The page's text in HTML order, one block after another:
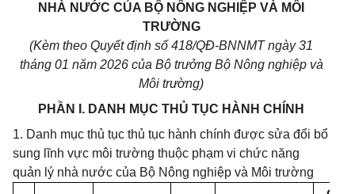
NHÀ NƯỚC CỦA BỘ NÔNG NGHIỆP VÀ MÔI
TRƯỜNG
(Kèm theo Quyết định số 418/QĐ-BNNMT ngày 31
tháng 01 năm 2026 của Bộ trưởng Bộ Nông nghiệp và
Môi trường)
PHẦN I. DANH MỤC THỦ TỤC HÀNH CHÍNH
1. Danh mục thủ tục thủ tục hành chính được sửa đổi bổ
sung lĩnh vực môi trường thuộc phạm vi chức năng
quản lý nhà nước của Bộ Nông nghiệp và Môi trường